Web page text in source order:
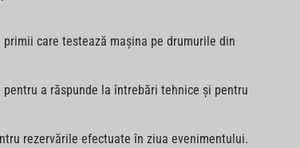
care testează mașina pe drumurile din
a răspunde la întrebări tehnice și pentru
rezervările efectuate în ziua evenimentului.